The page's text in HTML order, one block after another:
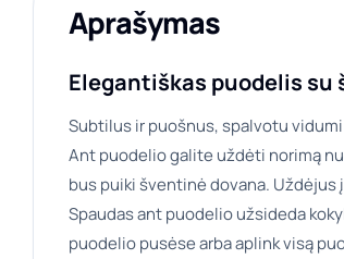
Aprašymas
Elegantiškas puodelis su
Subtilus ir puošnus, spalvotu
Ant puodelio galite uždėti norimą
bus puiki šventinė dovana.
Spaudas ant puodelio užsideda
puodelio pusėse arba aplink visą